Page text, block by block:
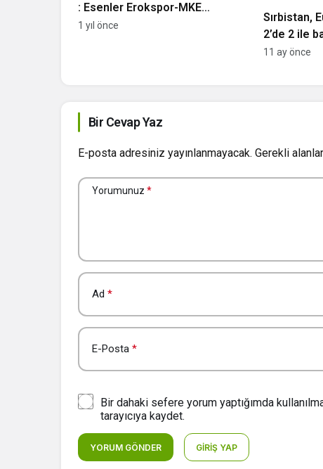
: Esenler Erokspor-MKE
Ankaragücü
1 yıl önce
Sırbistan,
2’de 2 ile
11 ay önce
Bir Cevap Yaz
E-posta adresiniz yayınlanmayacak. Gerekli alanlar
Yorumunuz *
Ad *
E-Posta *
Bir dahaki sefere yorum yaptığımda
tarayıcıya kaydet.
YORUM GÖNDER GIRIŞ YAP